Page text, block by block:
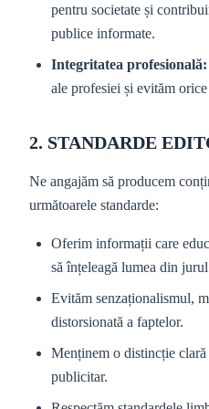
pentru societate și
publice informate.
Integritatea profesională:
ale profesiei și evităm
2. STANDARDE
Ne angajăm să producem
următoarele standarde:
Oferim informații care
să înțeleagă lumea din
Evităm senzaționalismul,
distorsionată a faptelor.
Menținem o distincție
publicitar.